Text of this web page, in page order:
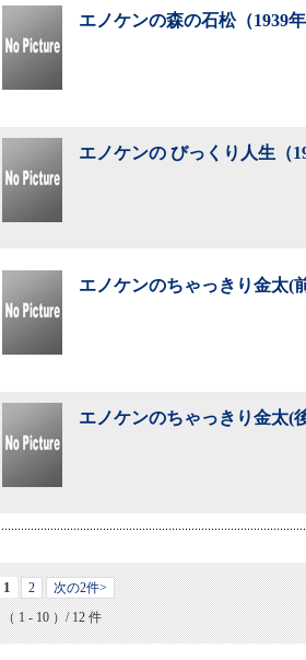
エノケンの森の石松（1939年
エノケンの びっくり人生（
エノケンのちゃっきり金太(
エノケンのちゃっきり金太(
1 2
次の2件>
（ 1 - 10 ）/ 12 件